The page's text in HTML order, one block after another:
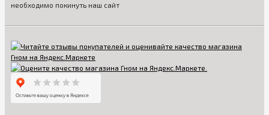
необходимо покинуть наш сайт